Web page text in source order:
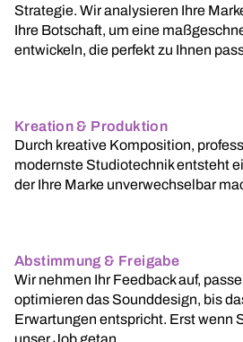
Strategie. Wir analysieren Ihre
Ihre Botschaft, um eine
entwickeln, die perfekt zu Ihnen
Kreation & Produktion
Durch kreative Komposition,
modernste Studiotechnik entsteht
der Ihre Marke unverwechselbar
Abstimmung & Freigabe
Wir nehmen Ihr Feedback auf,
optimieren das Sounddesign, bis
Erwartungen entspricht. Erst wenn
unser Job getan.